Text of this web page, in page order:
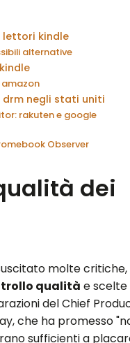
lettori kindle
alternative
negli stati uniti
rakuten e google
Observer
dei
molte critiche,
qualità e scelte
del Chief
che ha promesso
sufficienti a